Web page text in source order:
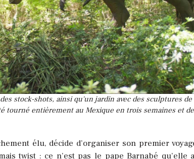
stock-shots, ainsi qu'un jardin avec des sculptures de
tourné entièrement au Mexique en trois semaines et
élu, décide d’organiser son premier
twist : ce n’est pas le pape Barnabé qu’elle